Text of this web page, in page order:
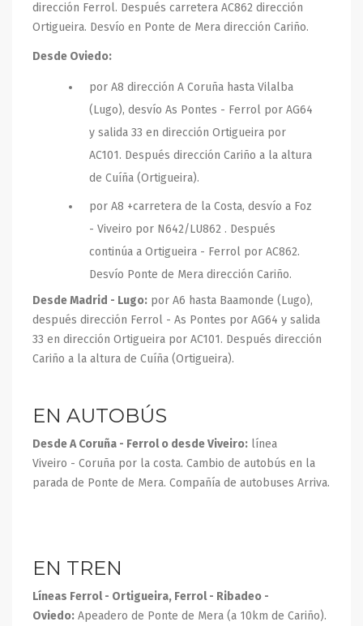
dirección Ferrol. Después carretera AC862 dirección
Ortigueira. Desvío en Ponte de Mera dirección Cariño.
Desde Oviedo:
por A8 dirección A Coruña hasta Vilalba
(Lugo), desvío As Pontes - Ferrol por AG64
y salida 33 en dirección Ortigueira por
AC101. Después dirección Cariño a la altura
de Cuíña (Ortigueira).
por A8 +carretera de la Costa, desvío a Foz
- Viveiro por N642/LU862 . Después
continúa a Ortigueira - Ferrol por AC862.
Desvío Ponte de Mera dirección Cariño.
Desde Madrid - Lugo: por A6 hasta Baamonde (Lugo),
después dirección Ferrol - As Pontes por AG64 y salida
33 en dirección Ortigueira por AC101. Después dirección
Cariño a la altura de Cuíña (Ortigueira).
EN AUTOBÚS
Desde A Coruña - Ferrol o desde Viveiro: línea
Viveiro - Coruña por la costa. Cambio de autobús en la
parada de Ponte de Mera. Compañía de autobuses Arriva.
EN TREN
Líneas Ferrol - Ortigueira, Ferrol - Ribadeo -
Oviedo: Apeadero de Ponte de Mera (a 10km de Cariño).